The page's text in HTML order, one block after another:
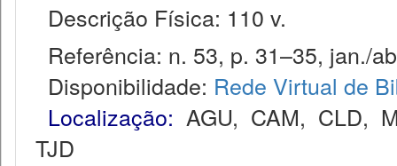
Descrição Física: 110 v.
Referência: n. 53, p. 31–35, jan./
Disponibilidade: Rede Virtual de
Localização: AGU, CAM, CLD,
TJD